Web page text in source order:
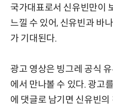
국가대표로서 신유빈만이
느낄 수 있어, 신유빈과 바
가 기대된다.
광고 영상은 빙그레 공식
에서 만나볼 수 있다. 광고
에 댓글로 남기면 신유빈